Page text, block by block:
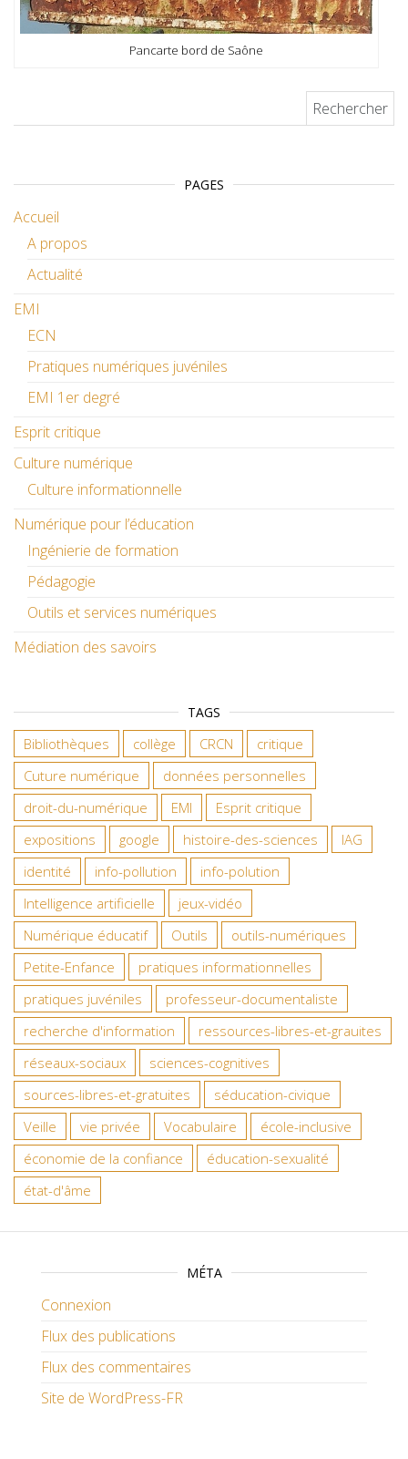
Pancarte bord de Saône
PAGES
Accueil
A propos
Actualité
EMI
ECN
Pratiques numériques juvéniles
EMI 1er degré
Esprit critique
Culture numérique
Culture informationnelle
Numérique pour l’éducation
Ingénierie de formation
Pédagogie
Outils et services numériques
Médiation des savoirs
TAGS
Bibliothèques collège CRCN
critique
Cuture numérique
données personnelles
droit-du-numérique
EMI
Esprit critique
expositions
google histoire-des-sciences
IAG
identité
info-pollution
info-polution
Intelligence artificielle
jeux-vidéo
Numérique éducatif
Outils
outils-numériques
Petite-Enfance
pratiques informationnelles
pratiques juvéniles
professeur-documentaliste
recherche d'information
ressources-libres-et-grauites
réseaux-sociaux
sciences-cognitives
sources-libres-et-gratuites
séducation-civique
Veille
vie privée Vocabulaire
école-inclusive
économie de la confiance
éducation-sexualité
état-d'âme
MÉTA
Connexion
Flux des publications
Flux des commentaires
Site de WordPress-FR